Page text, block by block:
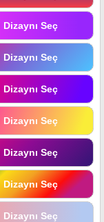
Dizaynı Seç
Dizaynı Seç
Dizaynı Seç
Dizaynı Seç
Dizaynı Seç
Dizaynı Seç
Dizaynı Seç